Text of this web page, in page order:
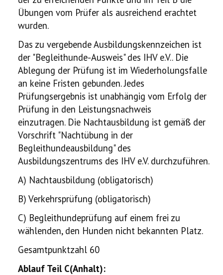
Übungen vom Prüfer als ausreichend erachtet
wurden.
Das zu vergebende Ausbildungskennzeichen ist
der "Begleithunde-Ausweis" des IHV e.V.. Die
Ablegung der Prüfung ist im Wiederholungsfalle
an keine Fristen gebunden. Jedes
Prüfungsergebnis ist unabhängig vom Erfolg der
Prüfung in den Leistungsnachweis
einzutragen.Die Nachtausbildung ist gemäß der
Vorschrift "Nachtübung in der
Begleithundeausbildung" des
Ausbildungszentrums des IHV e.V. durchzuführen.
A) Nachtausbildung (obligatorisch)
B) Verkehrsprüfung (obligatorisch)
C) Begleithundeprüfung auf einem frei zu
wählenden, den Hunden nicht bekannten Platz.
Gesamtpunktzahl 60
Ablauf Teil C(Anhalt):